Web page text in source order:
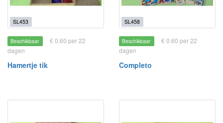
SL453
Beschikbaar
€ 0.60 per 22
dagen
Hamertje tik
SL458
Beschikbaar
€ 0.60 per 22
dagen
Completo